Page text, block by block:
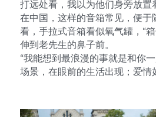
打远处看，我以为他们身旁放置
在中国，这样的音箱常见，便于
看，手拉式音箱看似氧气罐，“
伸到老先生的鼻子前。
“我能想到最浪漫的事就是和你
场景，在眼前的生活出现；爱情